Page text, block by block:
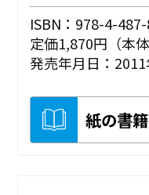
ISBN：978-4-
定価1,870円（本
発売年月日：
紙の書